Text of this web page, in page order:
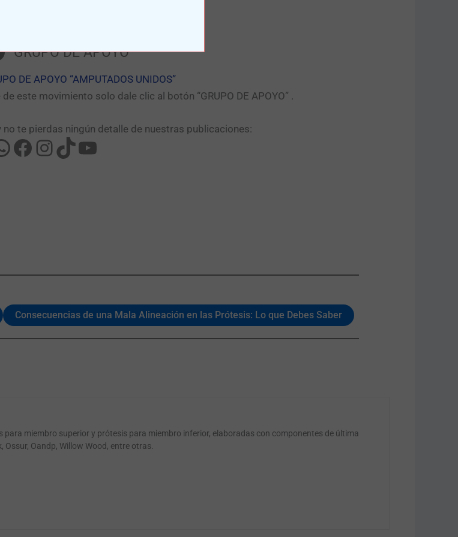
GRUPO DE APOYO
DE APOYO “AMPUTADOS UNIDOS”​
este movimiento solo dale clic al botón “GRUPO DE APOYO” .​
te pierdas ningún detalle de nuestras publicaciones:
Consecuencias de una Mala Alineación en las Prótesis: Lo que Debes Saber
para miembro superior y prótesis para miembro inferior, elaboradas con componentes de última
Oandp, Willow Wood, entre otras.